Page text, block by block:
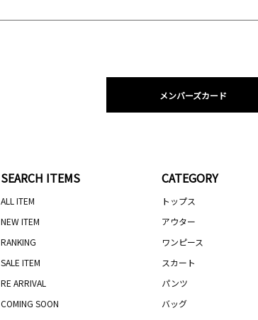
メンバーズカード
SEARCH ITEMS
ALL ITEM
NEW ITEM
RANKING
SALE ITEM
RE ARRIVAL
COMING SOON
CATEGORY
トップス
アウター
ワンピース
スカート
パンツ
バッグ